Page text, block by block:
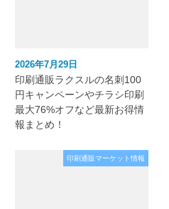
2026年7月29日
印刷通販ラクスルの名刺100
円キャンペーンやチラシ印刷
最大76%オフなど最新お得情
報まとめ！
印刷通販マーケット情報